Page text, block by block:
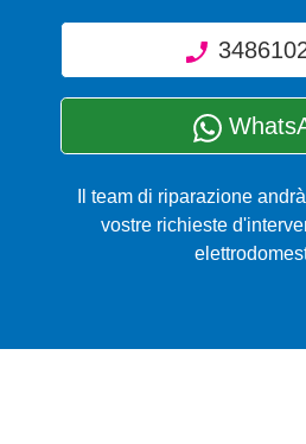
Il team di riparazione
vostre richieste